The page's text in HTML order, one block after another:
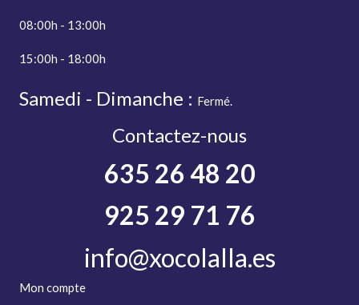
08:00h - 13:00h
15:00h - 18:00h
Samedi - Dimanche : Fermé.
Contactez-nous
635 26 48 20
925 29 71 76
info@xocolalla.es
Mon compte